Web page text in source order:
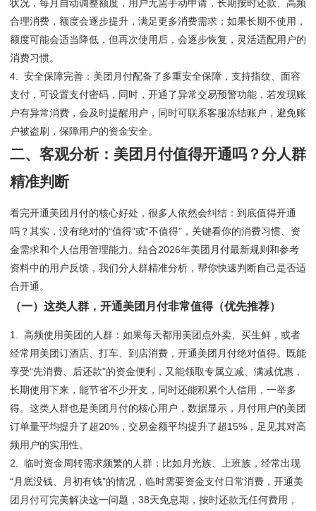
状况，每月自动调整额度，用户无需手动申请，长期按时还款、高频
合理消费，额度会逐步提升，满足更多消费需求；如果长期不使用，
额度可能会适当降低，但再次使用后，会逐步恢复，灵活适配用户的
消费习惯。
4. 安全保障完善：美团月付配备了多重安全保障，支持指纹、面容
支付，可设置支付密码，同时，开通了异常交易预警功能，若发现账
户有异常消费，会及时提醒用户，同时可联系客服冻结账户，避免账
户被盗刷，保障用户的资金安全。
二、客观分析：美团月付值得开通吗？分人群
精准判断
看完开通美团月付的核心好处，很多人依然会纠结：到底值得开通
吗？其实，没有绝对的“值得”或“不值得”，关键看你的消费习惯、资
金需求和个人信用管理能力。结合2026年美团月付最新规则和参考
资料中的用户反馈，我们分人群精准分析，帮你快速判断自己是否适
合开通。
（一）这类人群，开通美团月付非常值得（优先推荐）
1. 高频使用美团的人群：如果每天都用美团点外卖、买生鲜，或者
经常用美团订酒店、打车、到店消费，开通美团月付绝对值得。既能
享受“先消费、后还款”的资金便利，又能领取专属立减、满减优惠，
长期使用下来，能节省不少开支，同时还能积累个人信用，一举多
得。这类人群也是美团月付的核心用户，数据显示，月付用户的美团
订单量平均提升了超20%，交易金额平均提升了超15%，足见其对高
频用户的实用性。
2. 临时资金周转需求频繁的人群：比如月光族、上班族，经常出现
“月底没钱、月初有钱”的情况，临时需要资金支付日常消费，开通美
团月付可完美解决这一问题，38天免息期，按时还款无任何费用，